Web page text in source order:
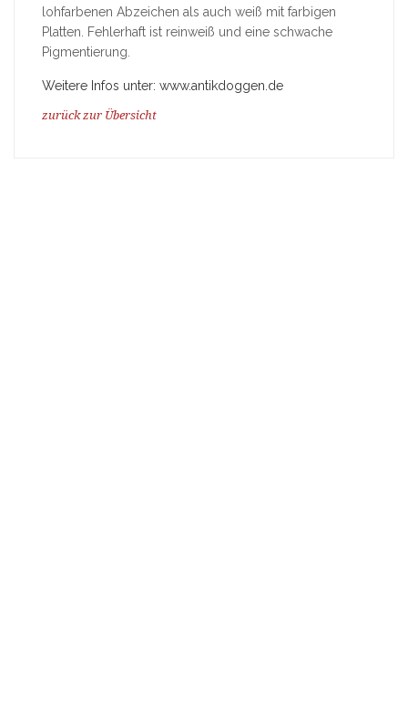
lohfarbenen Abzeichen als auch weiß mit farbigen
Platten. Fehlerhaft ist reinweiß und eine schwache
Pigmentierung.
Weitere Infos unter: www.antikdoggen.de
zurück zur Übersicht